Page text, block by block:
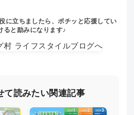
に立ちましたら、ポチッと応援してい
ると励みになります♪
て読みたい関連記事